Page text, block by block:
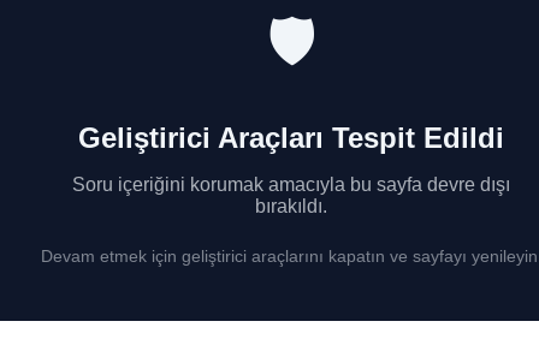
🛡️
Geliştirici Araçları Tespit Edildi
Soru içeriğini korumak amacıyla bu sayfa devre dışı
bırakıldı.
Devam etmek için geliştirici araçlarını kapatın ve sayfayı